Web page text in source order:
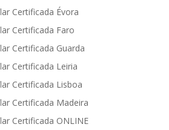
Certificada Évora
Certificada Faro
Certificada Guarda
Certificada Leiria
Certificada Lisboa
Certificada Madeira
Certificada ONLINE